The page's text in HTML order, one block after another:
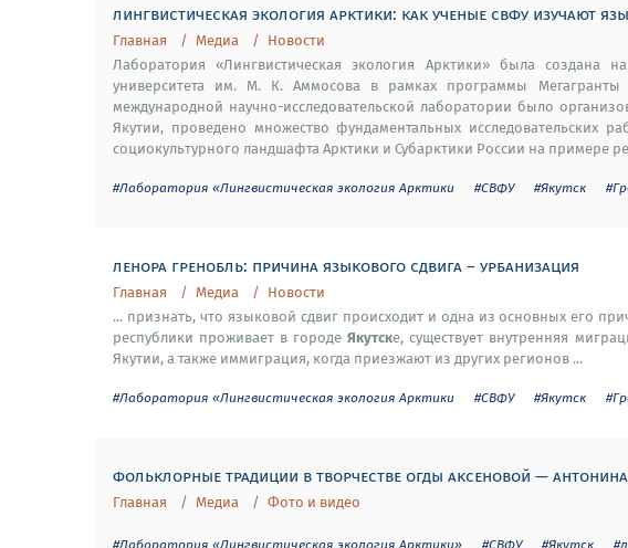
лингвистическая экология арктики: как ученые свфу изучают
Главная Медиа
Новости
Лаборатория «Лингвистическая экология Арктики» была создана
университета им. М. К. Аммосова в рамках программы Мегагранты
международной научно-исследовательской лаборатории было
Якутии, проведено множество фундаментальных исследовательских
социокультурного ландшафта Арктики и Субарктики России на примере
#Лаборатория «Лингвистическая экология Арктики #СВФУ #Якутск
ленора гренобль: причина языкового сдвига – урбанизация
Главная Медиа
Новости
... признать, что языковой сдвиг происходит и одна из основных его
республики проживает в городеЯкутске, существует внутренняя
Якутии, а также иммиграция, когда приезжают из других регионов ...
#Лаборатория «Лингвистическая экология Арктики #СВФУ #Якутск
фольклорные традиции в творчестве огды аксеновой —
Главная Медиа Фото и видео
#Лаборатория «Лингвистическая экология Арктики» #СВФУ #Якутск